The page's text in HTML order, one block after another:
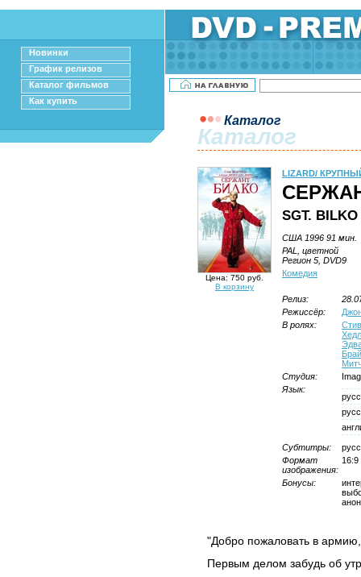
Новинки
График релизов
Каталог фильмов
Как купить
Каталог
Каталог
Цена: 750 руб.
В корзину
LIZARD/
SGT. BILKO
США 1996 91 мин.
PAL, цветной
Регион 5, DVD9
Комедия
Релиз:
Режиссёр:
В ролях:
Студия:
Язык:
Субтитры:
Формат
изображения:
16:9
Бонусы:
"Добро пожаловать в
Первым делом забудь об